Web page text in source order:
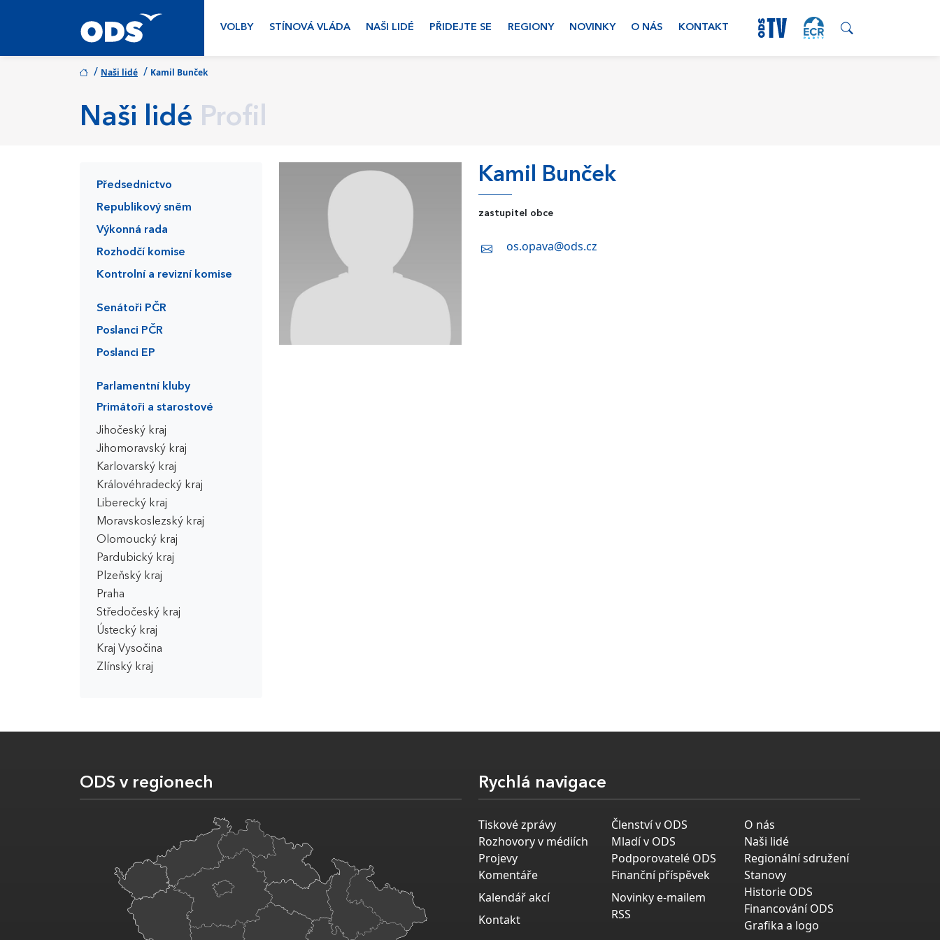
VOLBY STÍNOVÁ VLÁDA NAŠI LIDÉ PŘIDEJTE SE REGIONY NOVINKY O NÁS KONTAKT
/ Naši lidé / Kamil Bunček
Naši lidé Profil
Předsednictvo
Republikový sněm
Výkonná rada
Rozhodčí komise
Kontrolní a revizní komise
Senátoři PČR
Poslanci PČR
Poslanci EP
Parlamentní kluby
Primátoři a starostové
Jihočeský kraj
Jihomoravský kraj
Karlovarský kraj
Královéhradecký kraj
Liberecký kraj
Moravskoslezský kraj
Olomoucký kraj
Pardubický kraj
Plzeňský kraj
Praha
Středočeský kraj
Ústecký kraj
Kraj Vysočina
Zlínský kraj
Kamil Bunček
zastupitel obce
os.opava@ods.cz
ODS v regionech Rychlá navigace
Tiskové zprávy
Rozhovory v médiích
Projevy
Komentáře
Kalendář akcí
Kontakt
Členství v ODS
Mladí v ODS
Podporovatelé ODS
Finanční příspěvek
Novinky e-mailem
RSS
O nás
Naši lidé
Regionální sdružení
Stanovy
Historie ODS
Financování ODS
Grafika a logo